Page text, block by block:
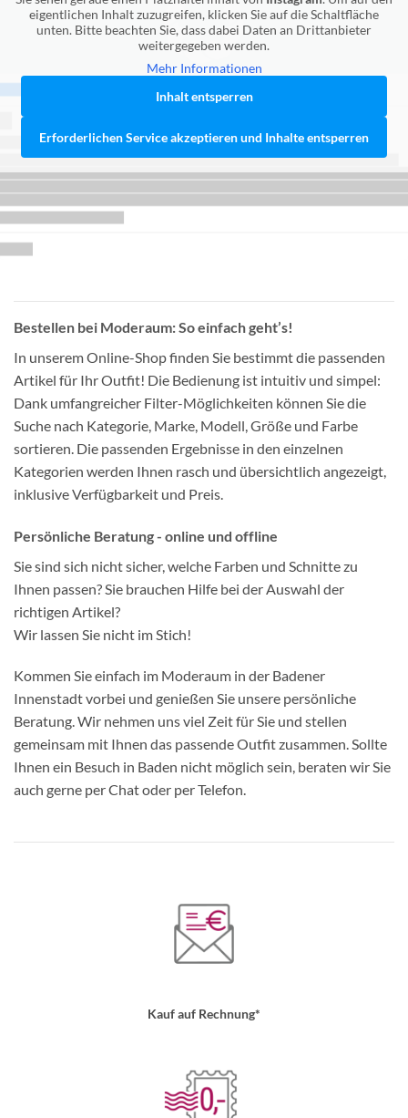
eigentlichen Inhalt zuzugreifen, klicken Sie auf die Schaltfläche
unten. Bitte beachten Sie, dass dabei Daten an Drittanbieter
weitergegeben werden.
Mehr Informationen
Inhalt entsperren
Erforderlichen Service akzeptieren und Inhalte entsperren
Bestellen bei Moderaum: So einfach geht’s!
In unserem Online-Shop finden Sie bestimmt die passenden
Artikel für Ihr Outfit! Die Bedienung ist intuitiv und simpel:
Dank umfangreicher Filter-Möglichkeiten können Sie die
Suche nach Kategorie, Marke, Modell, Größe und Farbe
sortieren. Die passenden Ergebnisse in den einzelnen
Kategorien werden Ihnen rasch und übersichtlich angezeigt,
inklusive Verfügbarkeit und Preis.
Persönliche Beratung - online und offline
Sie sind sich nicht sicher, welche Farben und Schnitte zu
Ihnen passen? Sie brauchen Hilfe bei der Auswahl der
richtigen Artikel?
Wir lassen Sie nicht im Stich!
Kommen Sie einfach im Moderaum in der Badener
Innenstadt vorbei und genießen Sie unsere persönliche
Beratung. Wir nehmen uns viel Zeit für Sie und stellen
gemeinsam mit Ihnen das passende Outfit zusammen. Sollte
Ihnen ein Besuch in Baden nicht möglich sein, beraten wir Sie
auch gerne per Chat oder per Telefon.
Kauf auf Rechnung*